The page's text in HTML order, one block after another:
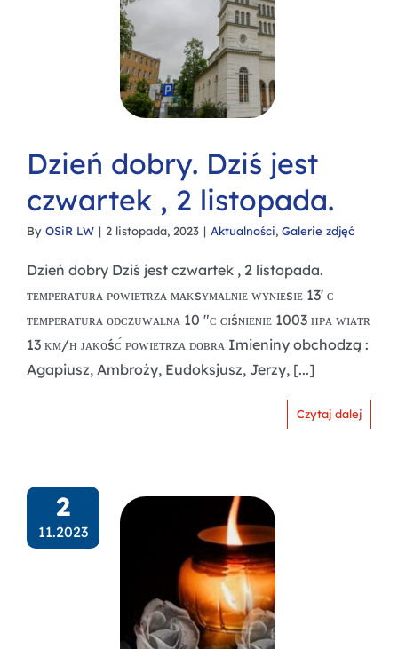
Dzień dobry. Dziś jest
czwartek , 2 listopada.
By OSiR LW | 2 listopada, 2023 | Aktualności, Galerie zdjęć
Dzień dobry Dziś jest czwartek , 2 listopada.
ᴛᴇᴍᴘᴇʀᴀᴛᴜʀᴀ ᴘᴏᴡɪᴇᴛʀᴢᴀ ᴍᴀᴋsʏᴍᴀʟɴɪᴇ ᴡʏɴɪᴇsɪᴇ 13' ᴄ
ᴛᴇᴍᴘᴇʀᴀᴛᴜʀᴀ ᴏᴅᴄᴢᴜᴡᴀʟɴᴀ 10 "ᴄ ᴄɪśɴɪᴇɴɪᴇ 1003 ʜᴘᴀ ᴡɪᴀᴛʀ
13 ᴋᴍ/ʜ ᴊᴀᴋᴏśᴄ́ ᴘᴏᴡɪᴇᴛʀᴢᴀ ᴅᴏʙʀᴀ Imieniny obchodzą :
Agapiusz, Ambroży, Eudoksjusz, Jerzy, [...]
Czytaj dalej
2
11.2023